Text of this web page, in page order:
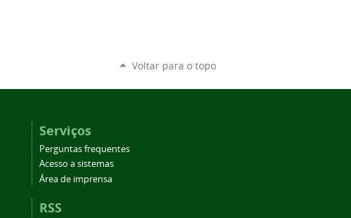
Voltar para o topo
Serviços
Perguntas frequentes
Acesso a sistemas
Área de imprensa
RSS